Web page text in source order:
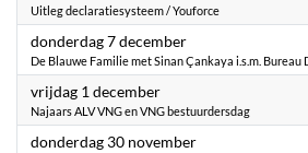
Uitleg declaratiesysteem / Youforce
donderdag 7 december2023
De Blauwe Familie met Sinan Çankaya i.s.m.
vrijdag 1 december2023
Najaars ALV VNG en VNG bestuurdersdag
donderdag 30 november2023